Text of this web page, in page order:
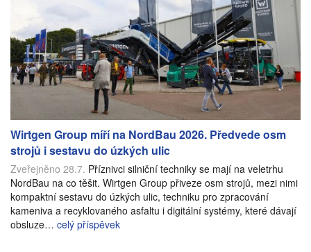
Wirtgen Group míří na NordBau 2026. Předvede osm
strojů i sestavu do úzkých ulic
Zveřejněno 28.7. Příznivci silniční techniky se mají na veletrhu
NordBau na co těšit. Wirtgen Group přiveze osm strojů, mezi nimi
kompaktní sestavu do úzkých ulic, techniku pro zpracování
kameniva a recyklovaného asfaltu i digitální systémy, které dávají
obsluze… celý příspěvek